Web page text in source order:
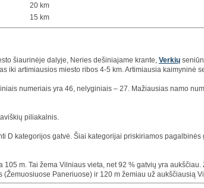
20 km
15 km
šiaurinėje dalyje, Neries dešiniajame krante, Verkių
iki artimiausios miesto ribos 4-5 km. Artimiausia kaimyninė
numeriais yra 46, nelyginiais – 27. Mažiausias namo
piliakalnis.
D kategorijos gatvė. Šiai kategorijai priskiriamos
m. Tai žema Vilniaus vieta, net 92 % gatvių yra
Paneriuose) ir 120 m žemiau už aukščiausią